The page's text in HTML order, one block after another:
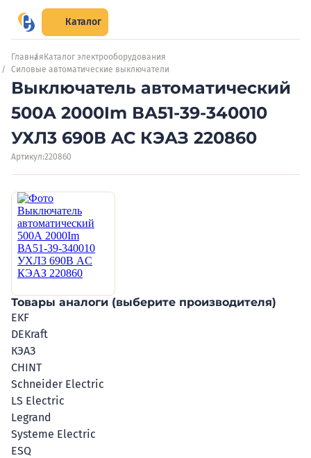
Каталог
Главная Каталог электрооборудования
Силовые автоматические выключатели
Выключатель автоматический
500А 2000Im ВА51-39-340010
УХЛ3 690В AC КЭАЗ 220860
Артикул:220860
Товары аналоги (выберите производителя)
EKF
DEKraft
КЭАЗ
CHINT
Schneider Electric
LS Electric
Legrand
Systeme Electric
ESQ